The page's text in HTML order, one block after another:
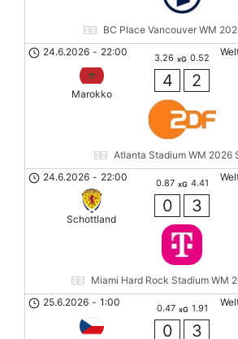
BC Place Vancouver WM
24.6.2026 - 22:00
Marokko
3.26 xG 0.52
4 2
Atlanta Stadium WM 2026
24.6.2026 - 22:00
Schottland
0.87 xG 4.41
0 3
Miami Hard Rock Stadium WM
25.6.2026 - 1:00
0.47 xG 1.91
0 3